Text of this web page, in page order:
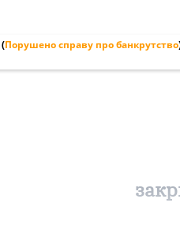
(Порушено справу про банкрутство